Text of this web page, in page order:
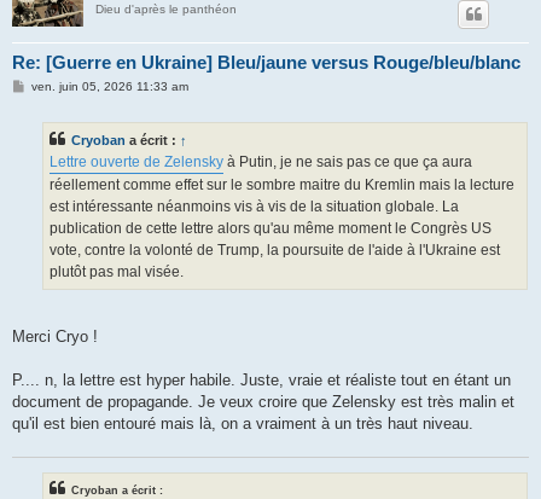
Dieu d'après le panthéon
Re: [Guerre en Ukraine] Bleu/jaune versus Rouge/bleu/blanc
Mven. juin 05, 2026 11:33 am
Cryoban a écrit : ↑
Lettre ouverte de Zelensky à Putin, je ne sais pas ce que ça aura
réellement comme effet sur le sombre maitre du Kremlin mais la lecture
est intéressante néanmoins vis à vis de la situation globale. La
publication de cette lettre alors qu'au même moment le Congrès US
vote, contre la volonté de Trump, la poursuite de l'aide à l'Ukraine est
plutôt pas mal visée.
Merci Cryo !
P.... n, la lettre est hyper habile. Juste, vraie et réaliste tout en étant un
document de propagande. Je veux croire que Zelensky est très malin et
qu'il est bien entouré mais là, on a vraiment à un très haut niveau.
Cryoban a écrit :